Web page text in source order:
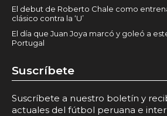
El debut de Roberto Chale como
clásico contra la ‘U’
El día que Juan Joya marcó y goleó a
Portugal
Suscríbete
Suscríbete a nuestro boletín y
actuales del fútbol peruana e